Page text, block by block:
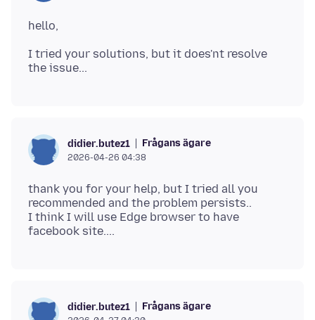
I tried your solutions, but it does'nt resolve
didier.butez1 Frågans ägare
2026-04-26 04:38
thank you for your help, but I tried all you
recommended and the problem persists..
I think I will use Edge browser to have
didier.butez1 Frågans ägare